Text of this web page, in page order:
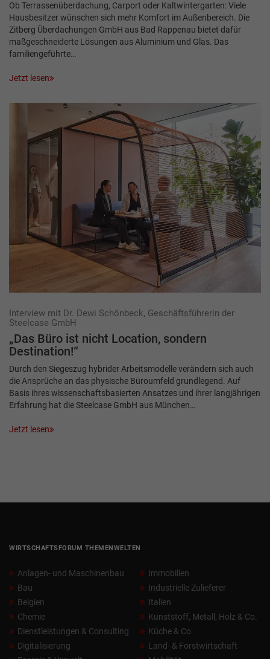
Ob Terrassenüberdachung, Carport oder Kaltwintergarten: Viele
Hausbesitzer wünschen sich mehr Komfort im Außenbereich. Die
Zitberg Überdachungen GmbH aus Bad Rappenau bietet dafür
maßgeschneiderte Lösungen aus Aluminium und Glas. Das
familiengeführte…
Jetzt lesen
Interview mit Dr. Dewi Schönbeck, Geschäftsführerin der
Steelcase GmbH
„Das Büro ist nicht Location, sondern
Destination!“
Durch den Siegeszug hybrider Arbeitsmodelle verändern sich auch
die Ansprüche an das physische Büroumfeld grundlegend. Auf
Basis ihres wissenschaftsbasierten Ansatzes und ihrer langjährigen
Erfahrung hat die Steelcase GmbH aus München…
Jetzt lesen
WIRTSCHAFTSFORUM THEMENWELTEN
Anlagen- und Maschinenbau
Bau
Belgien
Chemie
Dienstleistungen & Consulting
Digitalisierung
Immobilien
Industrielle Zulieferer
Italien
Kunststoff, Metall, Holz & Co.
Küche & Co.
Land- & Forstwirtschaft